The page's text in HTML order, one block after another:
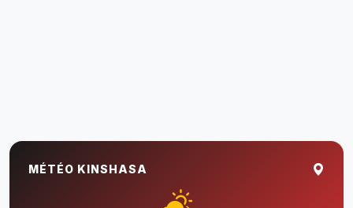
MÉTÉO KINSHASA